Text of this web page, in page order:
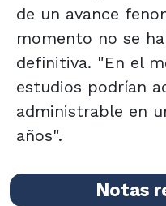
de un avance
momento no se
definitiva. "En el
estudios podrían
administrable en
años".
Notas